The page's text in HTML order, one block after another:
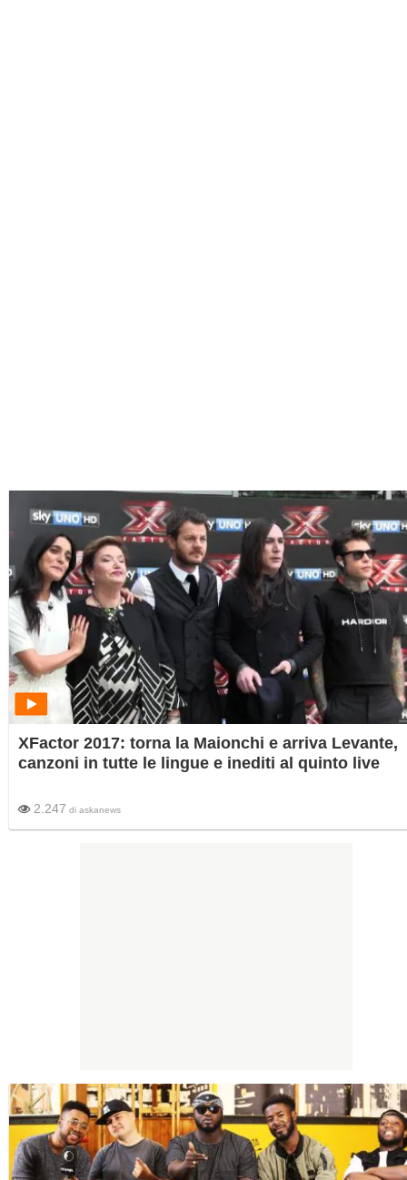
XFactor 2017: torna la Maionchi e arriva Levante,
canzoni in tutte le lingue e inediti al quinto live
2.247 di askanews